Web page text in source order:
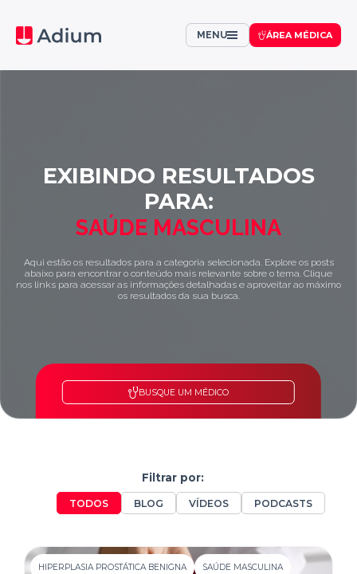
ÁREA MÉDICA
MENU
EXIBINDO RESULTADOS
PARA:
SAÚDE MASCULINA
Aqui estão os resultados para a categoria selecionada. Explore os posts
abaixo para encontrar o conteúdo mais relevante sobre o tema. Clique
nos links para acessar as informações detalhadas e aproveitar ao máximo
os resultados da sua busca.
BUSQUE UM MÉDICO
Filtrar por:
TODOS BLOG VÍDEOS PODCASTS
HIPERPLASIA PROSTÁTICA BENIGNA SAÚDE MASCULINA